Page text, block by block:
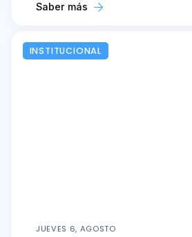
Saber más
INSTITUCIONAL
JUEVES 6, AGOSTO